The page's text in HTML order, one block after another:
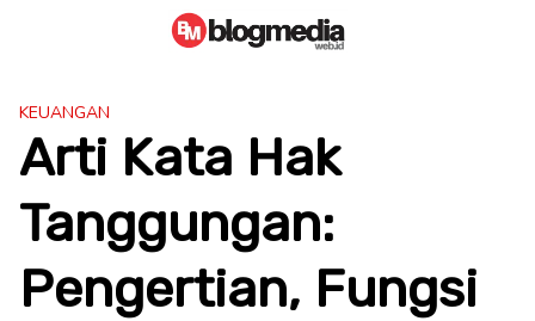
KEUANGAN
Arti Kata Hak
Tanggungan:
Pengertian, Fungsi